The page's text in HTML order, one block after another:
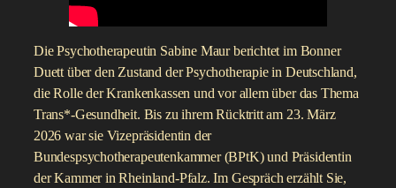
Die Psychotherapeutin Sabine Maur berichtet im Bonner
Duett über den Zustand der Psychotherapie in Deutschland,
die Rolle der Krankenkassen und vor allem über das Thema
Trans*-Gesundheit. Bis zu ihrem Rücktritt am 23. März
2026 war sie Vizepräsidentin der
Bundespsychotherapeutenkammer (BPtK) und Präsidentin
der Kammer in Rheinland-Pfalz. Im Gespräch erzählt Sie,